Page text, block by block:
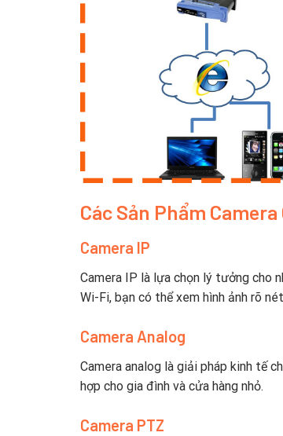
Các Sản Phẩm
Camera IP
Camera IP là lựa chọn lý tưởng cho
Wi-Fi, bạn có thể xem hình ảnh rõ
Camera Analog
Camera analog là giải pháp kinh tế
hợp cho gia đình và cửa hàng nhỏ.
Camera PTZ